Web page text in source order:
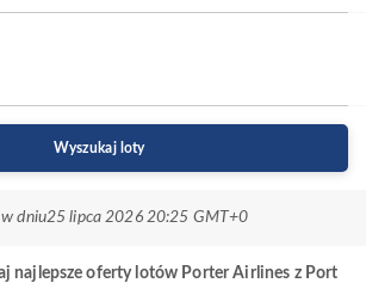
Wyszukaj loty
dniu25 lipca 2026 20:25 GMT+0
najlepsze oferty lotów Porter Airlines z Port